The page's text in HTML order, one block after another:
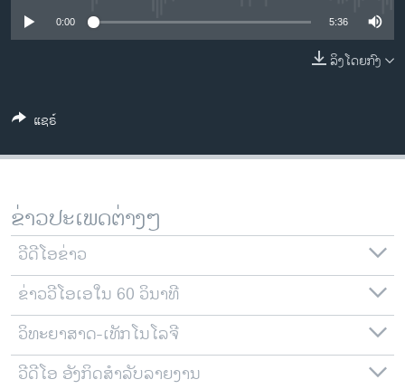
ຊີວິດຊາວລາວ
ທຸລະກິດ
ພາສາອັງກິດ
ສຽງ
ລາຍການກະຈາຍສຽງ
ລາຍງານ
ຕິດຕາມພວກເຮົາ ທີ່
ພາສາຕ່າງໆ
0:00 5:36
ລິງໂດຍກົງ
ແຊຣ໌
ຂ່າວປະເພດຕ່າງໆ
ວີດີໂອຂ່າວ
ຂ່າວວີໂອເອໃນ 60 ວິນາທີ
ວິທະຍາສາດ-ເທັກໂນໂລຈີ
ວີດີໂອ ອັງກິດສຳລັບລາຍງານ